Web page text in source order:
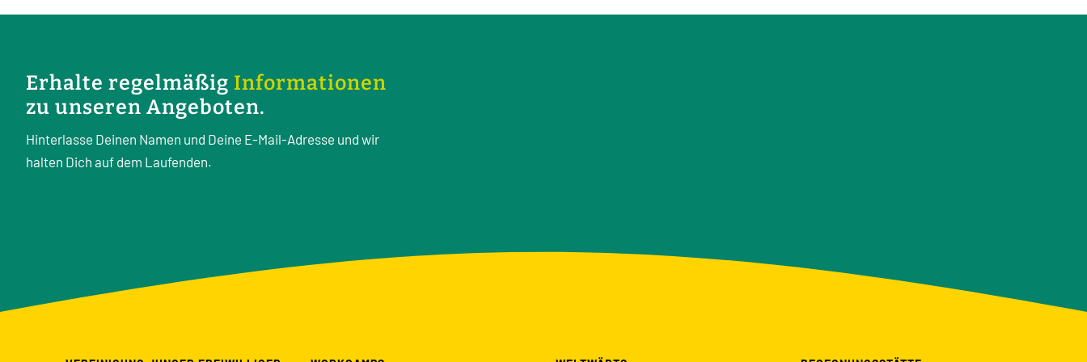
Erhalte regelmäßig Informationen
zu unseren Angeboten.
Hinterlasse Deinen Namen und Deine E-Mail-Adresse und wir
halten Dich auf dem Laufenden.